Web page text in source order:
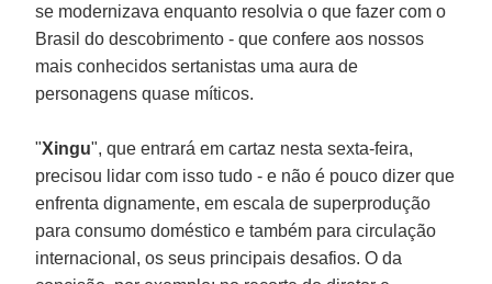
se modernizava enquanto resolvia o que fazer com o
Brasil do descobrimento - que confere aos nossos
mais conhecidos sertanistas uma aura de
personagens quase míticos.
"Xingu", que entrará em cartaz nesta sexta-feira,
precisou lidar com isso tudo - e não é pouco dizer que
enfrenta dignamente, em escala de superprodução
para consumo doméstico e também para circulação
internacional, os seus principais desafios. O da